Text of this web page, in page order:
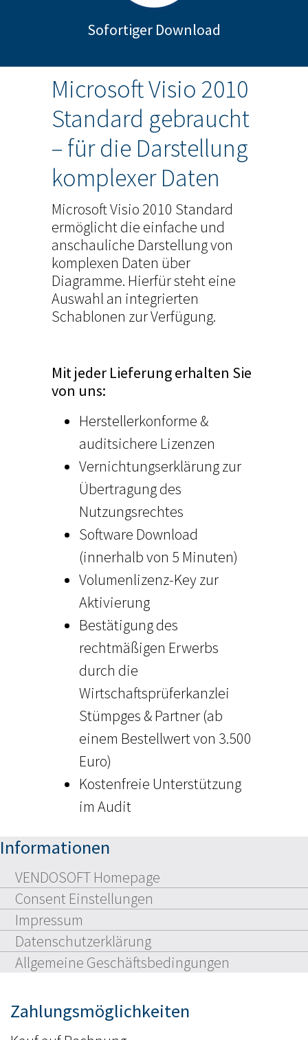
Sofortiger Download
Microsoft Visio 2010
Standard gebraucht
– für die Darstellung
komplexer Daten
Microsoft Visio 2010 Standard
ermöglicht die einfache und
anschauliche Darstellung von
komplexen Daten über
Diagramme. Hierfür steht eine
Auswahl an integrierten
Schablonen zur Verfügung.
Mit jeder Lieferung erhalten Sie
von uns:
Herstellerkonforme &
auditsichere Lizenzen
Vernichtungserklärung zur
Übertragung des
Nutzungsrechtes
Software Download
(innerhalb von 5 Minuten)
Volumenlizenz-Key zur
Aktivierung
Bestätigung des
rechtmäßigen Erwerbs
durch die
Wirtschaftsprüferkanzlei
Stümpges & Partner (ab
einem Bestellwert von 3.500
Euro)
Kostenfreie Unterstützung
im Audit
Informationen
VENDOSOFT Homepage
Consent Einstellungen
Impressum
Datenschutzerklärung
Allgemeine Geschäftsbedingungen
Zahlungsmöglichkeiten